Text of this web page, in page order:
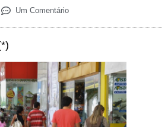
Um Comentário